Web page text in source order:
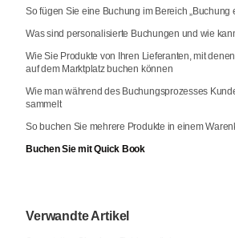
So fügen Sie eine Buchung im Bereich „Buchung
Was sind personalisierte Buchungen und wie
Wie Sie Produkte von Ihren Lieferanten, mit
auf dem Marktplatz buchen können
Wie man während des Buchungsprozesses
sammelt
So buchen Sie mehrere Produkte in einem
Buchen Sie mit Quick Book
Verwandte Artikel